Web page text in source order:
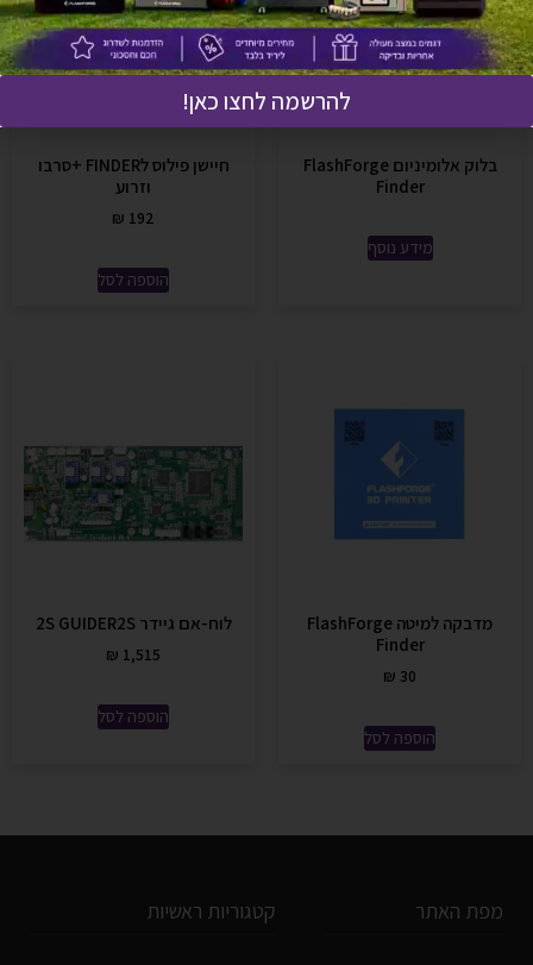
בלוק אלומיניום FlashForge
Finder
מידע נוסף
חיישן פילוס לFINDER +סרבו
וזרוע
₪ 192
הוספה לסל
מדבקה למיטה FlashForge
Finder
₪ 30
הוספה לסל
לוח-אם גיידר 2S GUIDER2S
₪ 1,515
הוספה לסל
מפת האתר קטגוריות ראשיות
להרשמה לחצו כאן!